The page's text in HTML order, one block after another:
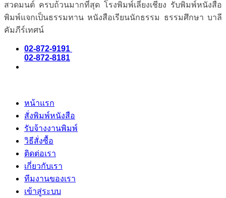
สวดมนต์ ครบถ้วนมากที่สุด โรงพิมพ์เลี่ยงเชียง รับพิมพ์หนังสือ
พิมพ์แจกเป็นธรรมทาน หนังสือเรียนนักธรรม ธรรมศึกษา บาลี
คัมภีร์เทศน์
02-872-9191
02-872-8181
หน้าแรก
สั่งพิมพ์หนังสือ
รับจ้างงานพิมพ์
วิธีสั่งซื้อ
ติดต่อเรา
เกี่ยวกับเรา
ทีมงานของเรา
เข้าสู่ระบบ